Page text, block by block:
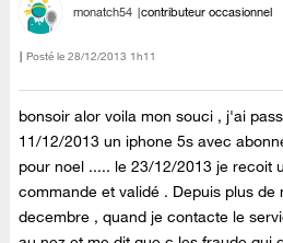
monatch54 contributeur occasionnel
Posté le ‎28/12/2013 1h11
bonsoir alor voila mon souci , j'ai
11/12/2013 un iphone 5s avec
pour noel ..... le 23/12/2013 je recoit
commande et validé . Depuis plus de
decembre , quand je contacte le